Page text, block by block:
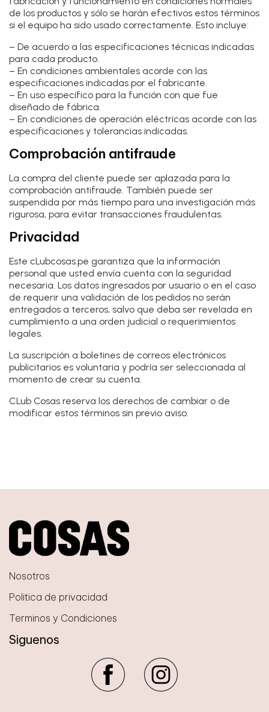
de los productos y sólo se harán efectivos estos términos
si el equipo ha sido usado correctamente. Esto incluye:
– De acuerdo a las especificaciones técnicas indicadas
para cada producto.
– En condiciones ambientales acorde con las
especificaciones indicadas por el fabricante.
– En uso específico para la función con que fue
diseñado de fábrica.
– En condiciones de operación eléctricas acorde con las
especificaciones y tolerancias indicadas.
Comprobación antifraude
La compra del cliente puede ser aplazada para la
comprobación antifraude. También puede ser
suspendida por más tiempo para una investigación más
rigurosa, para evitar transacciones fraudulentas.
Privacidad
Este cLubcosas.pe garantiza que la información
personal que usted envía cuenta con la seguridad
necesaria. Los datos ingresados por usuario o en el caso
de requerir una validación de los pedidos no serán
entregados a terceros, salvo que deba ser revelada en
cumplimiento a una orden judicial o requerimientos
legales.
La suscripción a boletines de correos electrónicos
publicitarios es voluntaria y podría ser seleccionada al
momento de crear su cuenta.
CLub Cosas reserva los derechos de cambiar o de
modificar estos términos sin previo aviso.
Nosotros
Politica de privacidad
Terminos y Condiciones
Siguenos